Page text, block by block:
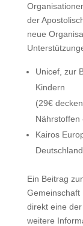
der
neue
Unicef, zur
Kindern
(29€
Nährstoffen
Kairos
Deutschland
Ein Beitrag
Gemeinschaft
direkt eine
weitere